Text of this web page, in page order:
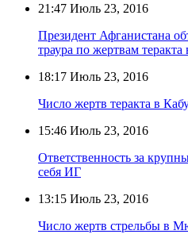
21:47 Июль 23, 2016
Президент Афганистана
траура по жертвам теракта
18:17 Июль 23, 2016
Число жертв теракта в
15:46 Июль 23, 2016
Ответственность за
себя ИГ
13:15 Июль 23, 2016
Число жертв стрельбы в